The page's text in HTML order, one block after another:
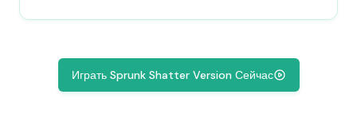
Играть Sprunk Shatter Version Сейчас